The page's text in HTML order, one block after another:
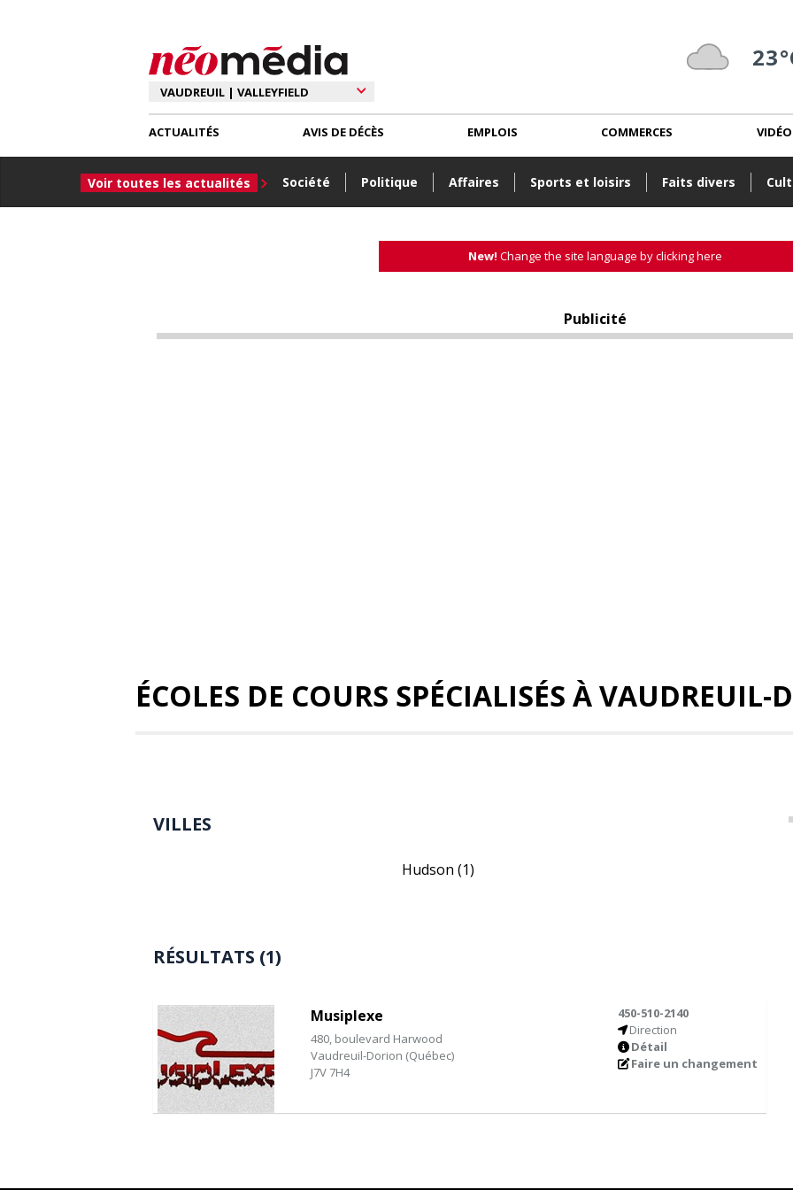
ACTUALITÉS
Voir toutes les actualités Société Politique Affaires Sports et loisirs Faits divers
AVIS DE DÉCÈS EMPLOIS COMMERCES
New! Change the site language by clicking here
Publicité
ÉCOLES DE COURS SPÉCIALISÉS À VAUDREUIL-
VILLES
Hudson (1)
RÉSULTATS (1)
Musiplexe
480, boulevard Harwood
Vaudreuil-Dorion (Québec)
J7V 7H4
450-510-2140
Direction
Détail
Faire un changement